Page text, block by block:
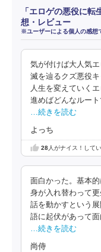
「エロゲの悪役に
想・レビュー
※ユーザーによる個人の感想
気が付けば大人気
滅を辿るクズ悪役
人生を変えていく
進めばどんなルー
…続きを読む
よっち
28人がナイス！して
面白かった。基本
身が入れ替わって
話を動かすという
語に起伏があって
…続きを読む
尚侍